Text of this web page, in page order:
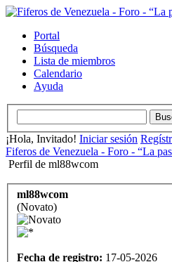
Portal
Búsqueda
Lista de miembros
Calendario
Ayuda
¡Hola, Invitado! Iniciar sesión
Fiferos de Venezuela - Foro - “La
Perfil de ml88wcom
ml88wcom
(Novato)
Fecha de registro: 17-05-2026